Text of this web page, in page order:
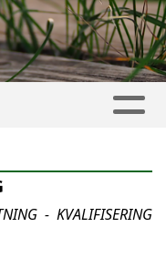
- KVALIFISERING